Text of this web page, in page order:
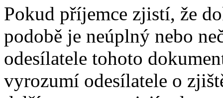
Pokud příjemce zjistí, že
podobě je neúplný nebo
odesílatele tohoto
vyrozumí odesílatele o